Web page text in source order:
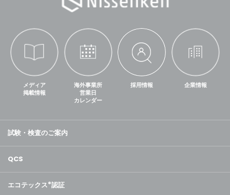
メディア
掲載情報
海外事業所
営業日
カレンダー
採用情報 企業情報
試験・検査のご案内
QCS
エコテックス®認証